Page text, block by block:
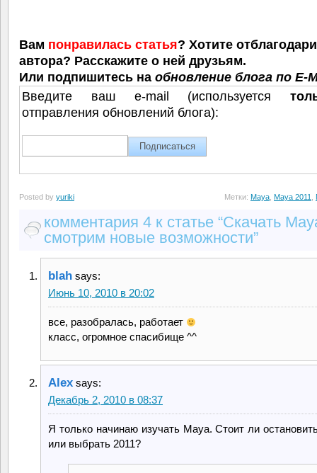
Вам понравилась статья? Хотите
автора? Расскажите о ней друзьям.
Или подпишитесь на обновление блога по E-
Введите ваш e-mail (используется
отправления обновлений блога):
Posted by yuriki Метки: Maya Maya 2011
комментария 4 к статье “Скачать
смотрим новые возможности”
blah says:
Июнь 10, 2010 в 20:02
все, разобралась, работает
класс, огромное спасибище ^^
Alex says:
Декабрь 2, 2010 в 08:37
Я только начинаю изучать Maya. Стоит ли
или выбрать 2011?